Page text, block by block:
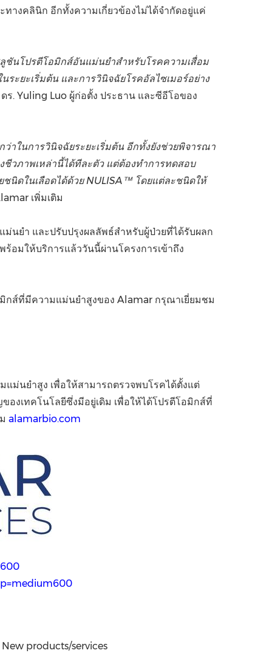
างคลินิก อีกทั้งความเกี่ยวข้องไม่ได้จำกัดอยู่แค่
ชันโปรตีโอมิกส์อันแม่นยำสำหรับโรคความเสื่อม
ะยะเริ่มต้น และการวินิจฉัยโรคอัลไซเมอร์อย่าง
ร. Yuling Luo ผู้ก่อตั้ง ประธาน และซีอีโอของ
าในการวินิจฉัยระยะเริ่มต้น อีกทั้งยังช่วยพิจารณา
วภาพเหล่านี้ได้ทีละตัว แต่ต้องทำการทดสอบ
ชนิดในเลือดได้ด้วยNULISA™ โดยแต่ละชนิดให้
เพิ่มเติม
นยำ และปรับปรุงผลลัพธ์สำหรับผู้ป่วยที่ได้รับผลก
อมให้บริการแล้ววันนี้ผ่านโครงการเข้าถึง
กส์ที่มีความแม่นยำสูงของ Alamar กรุณาเยี่ยมชม
ม่นยำสูง เพื่อให้สามารถตรวจพบโรคได้ตั้งแต่
งเทคโนโลยีซึ่งมีอยู่เดิม เพื่อให้ได้โปรตีโอมิกส์ที่
alamarbio.com
New products/services